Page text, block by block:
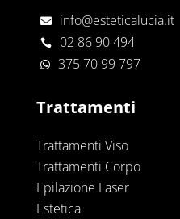
 info@esteticalucia.it
 02 86 90 494
 375 70 99 797
Trattamenti
Trattamenti Viso
Trattamenti Corpo
Epilazione Laser
Estetica